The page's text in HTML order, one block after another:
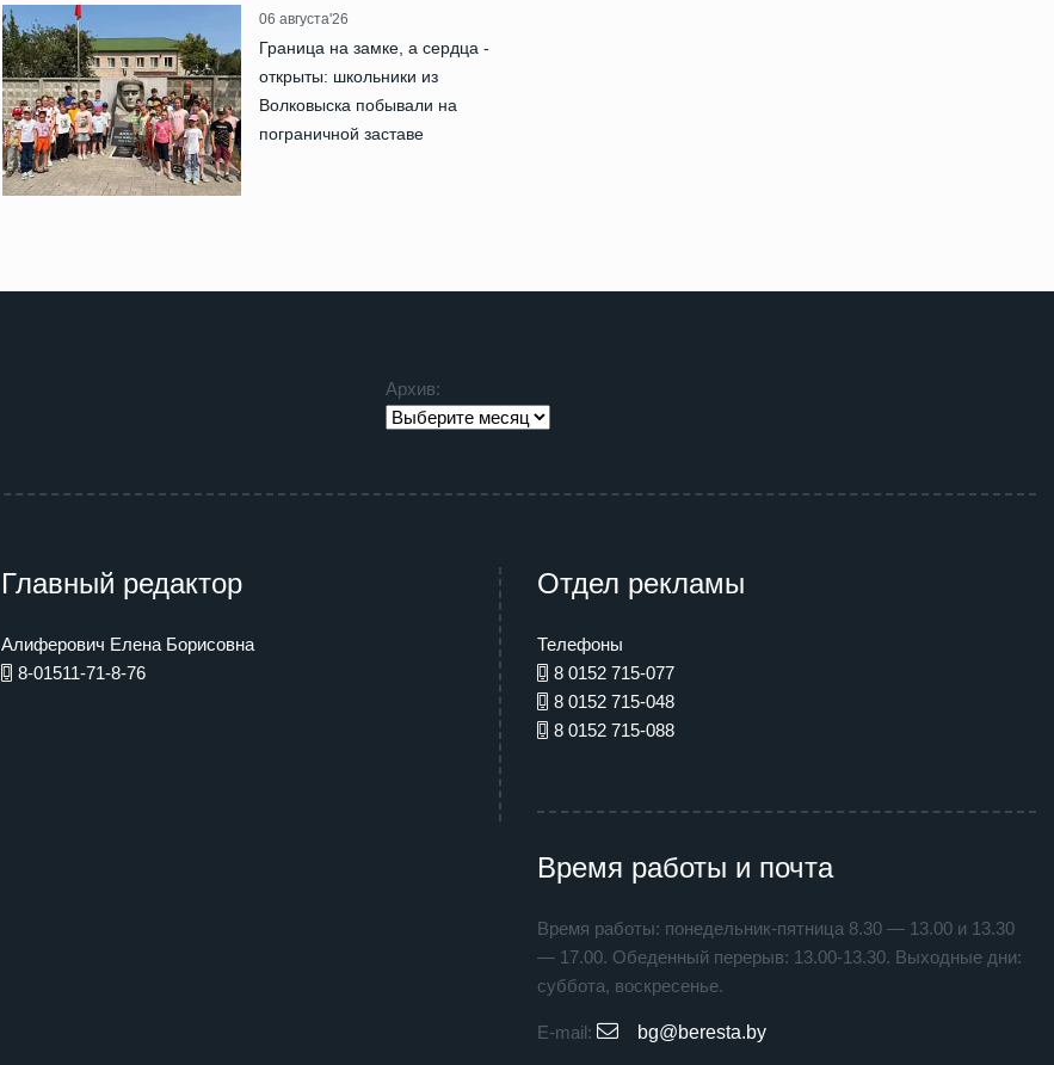
06 августа'26
Граница на замке, а сердца -
открыты: школьники из
Волковыска побывали на
пограничной заставе
Архив:
Главный редактор
Алиферович Елена Борисовна
8-01511-71-8-76
Отдел рекламы
Телефоны
8 0152 715-077
8 0152 715-048
8 0152 715-088
Время работы и почта
Время работы: понедельник-пятница 8.30 — 13.00 и 13.30
— 17.00. Обеденный перерыв: 13.00-13.30. Выходные дни:
суббота, воскресенье.
E-mail: bg@beresta.by